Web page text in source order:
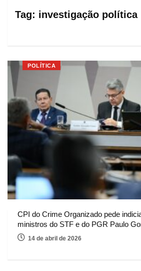
Tag: investigação política
POLÍTICA
CPI do Crime Organizado pede
ministros do STF e do PGR Paulo
14 de abril de 2026